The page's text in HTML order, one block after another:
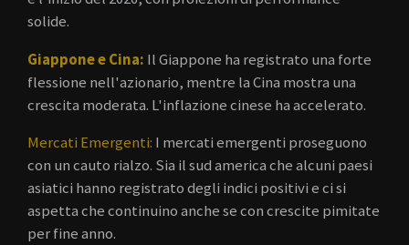
solide.
Giappone e Cina: Il Giappone ha registrato una forte
flessione nell'azionario, mentre la Cina mostra una
crescita moderata. L'inflazione cinese ha accelerato.
Mercati Emergenti: I mercati emergenti proseguono
con un cauto rialzo. Sia il sud america che alcuni paesi
asiatici hanno registrato degli indici positivi e ci si
aspetta che continuino anche se con crescite pimitate
per fine anno.